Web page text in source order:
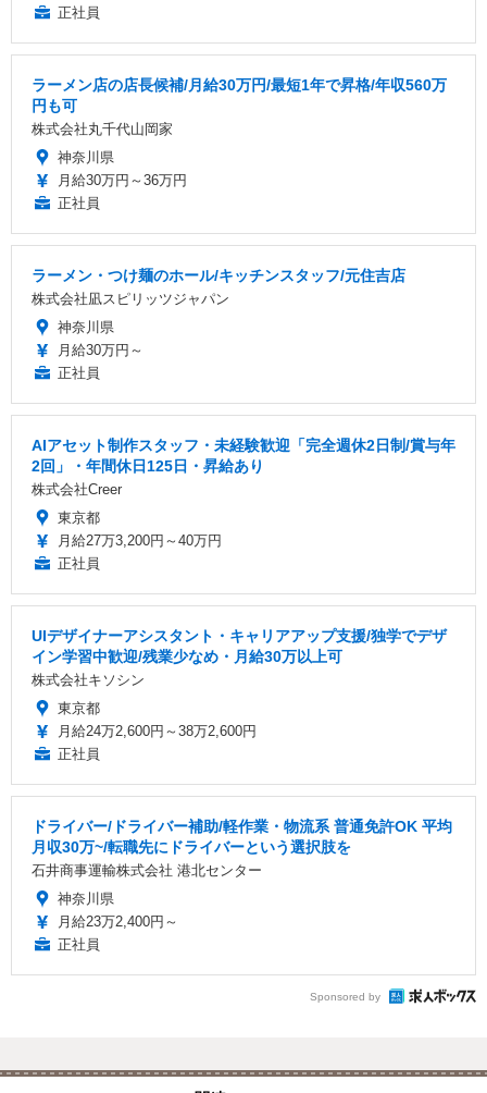
正社員
ラーメン店の店長候補/月給30万円/最短1年で昇格/年収560万
円も可
株式会社丸千代山岡家
神奈川県
月給30万円～36万円
正社員
ラーメン・つけ麺のホール/キッチンスタッフ/元住吉店
株式会社凪スピリッツジャパン
神奈川県
月給30万円～
正社員
AIアセット制作スタッフ・未経験歓迎「完全週休2日制/賞与年
2回」・年間休日125日・昇給あり
株式会社Creer
東京都
月給27万3,200円～40万円
正社員
UIデザイナーアシスタント・キャリアアップ支援/独学でデザ
イン学習中歓迎/残業少なめ・月給30万以上可
株式会社キソシン
東京都
月給24万2,600円～38万2,600円
正社員
ドライバー/ドライバー補助/軽作業・物流系 普通免許OK 平均
月収30万~/転職先にドライバーという選択肢を
石井商事運輸株式会社 港北センター
神奈川県
月給23万2,400円～
正社員
Sponsored by